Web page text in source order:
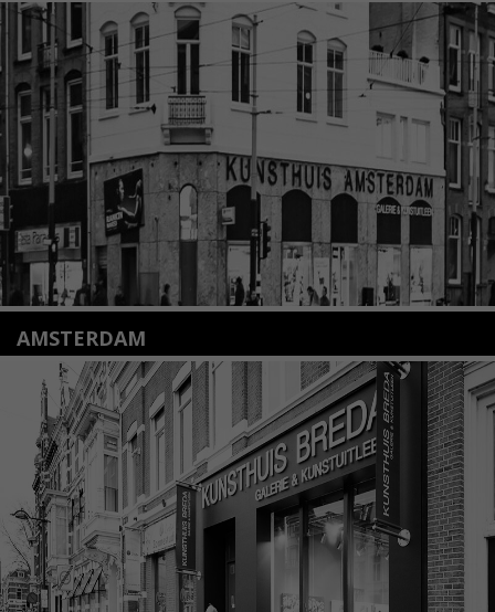
Nieuwstraat 35
2312 KA Leiden
+31(0)71 – 52 84 480
info@kunsthuisleiden.nl
Lees meer
AMSTERDAM
Amstelveenseweg 135
1075 VX Amsterdam
+31 (0)20 2332546
info@kunsthuisamsterdam.nl
Lees meer